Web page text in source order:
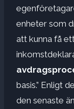
enheter som
att kunna få
basis.” Enligt
den senaste